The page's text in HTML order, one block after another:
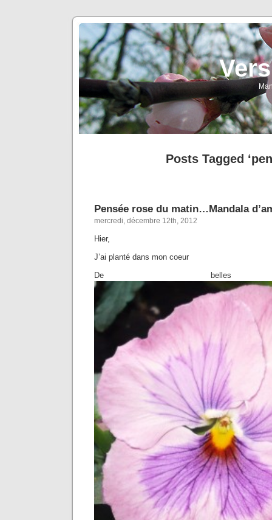
Posts Tagged
Pensée rose du matin…Mandala
mercredi, décembre 12th, 2012
Hier,
J’ai planté dans mon coeur
De belles